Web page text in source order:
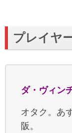
プレイヤ
ダ・ヴィン
オタク。あ
阪。